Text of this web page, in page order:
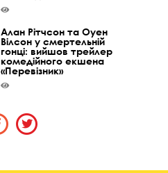
Алан Рітчсон та Оуен
Вілсон у смертельній
гонці: вийшов трейлер
комедійного екшена
«Перевізник»